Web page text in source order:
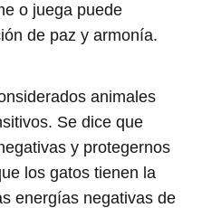
o juega puede
de paz y armonía.
animales
Se dice que
y protegernos
los gatos tienen la
energías negativas de